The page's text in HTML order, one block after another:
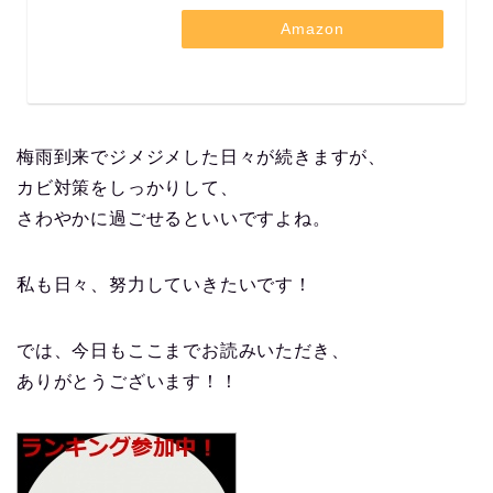
Amazon
梅雨到来でジメジメした日々が続きますが、
カビ対策をしっかりして、
さわやかに過ごせるといいですよね。
私も日々、努力していきたいです！
では、今日もここまでお読みいただき、
ありがとうございます！！